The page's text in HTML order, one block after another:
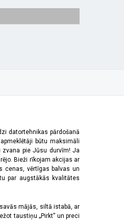
datortehnikas pārdošanā
būtu maksimāli
zvana pie Jūsu durvīm! Ja
Bieži rīkojam akcijas ar
cenas, vērtīgas balvas un
par augstākās kvalitātes
mājās, siltā istabā, ar
taustiņu „Pirkt” un preci